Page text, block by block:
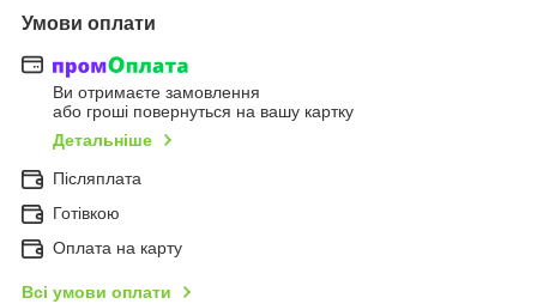
Умови оплати
Ви отримаєте замовлення
або гроші повернуться на вашу картку
Детальніше
Післяплата
Готівкою
Оплата на карту
Всі умови оплати